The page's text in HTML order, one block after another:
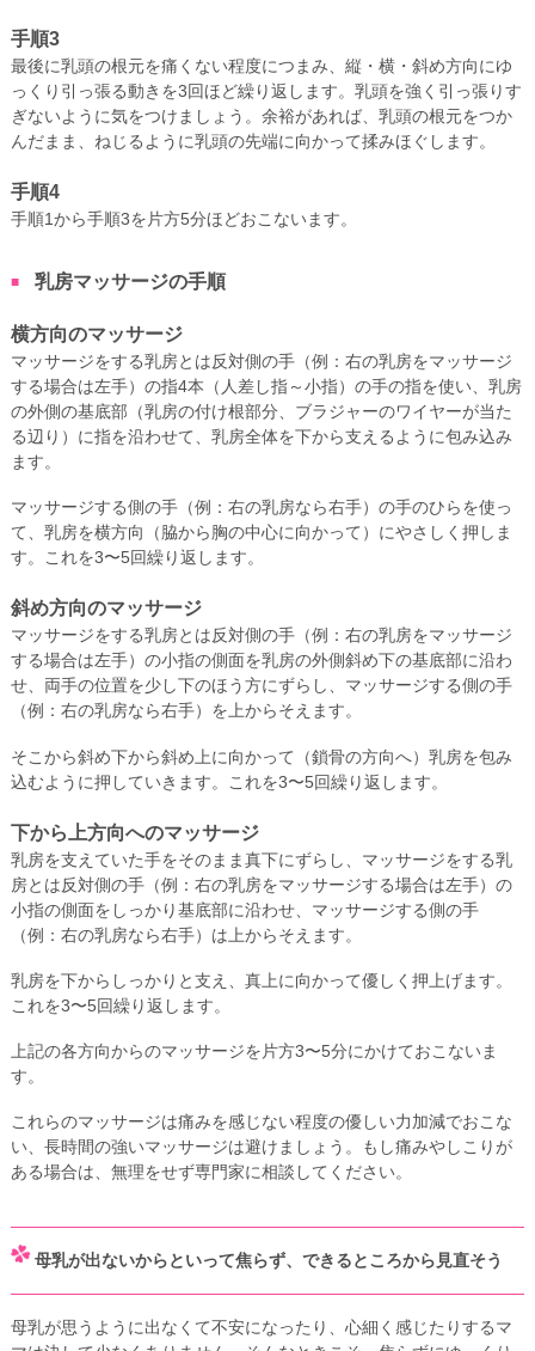
手順3
最後に乳頭の根元を痛くない程度につまみ、縦・横・斜め方向にゆ
っくり引っ張る動きを3回ほど繰り返します。乳頭を強く引っ張りす
ぎないように気をつけましょう。余裕があれば、乳頭の根元をつか
んだまま、ねじるように乳頭の先端に向かって揉みほぐします。
手順4
手順1から手順3を片方5分ほどおこないます。
乳房マッサージの手順
横方向のマッサージ
マッサージをする乳房とは反対側の手（例：右の乳房をマッサージ
する場合は左手）の指4本（人差し指～小指）の手の指を使い、乳房
の外側の基底部（乳房の付け根部分、ブラジャーのワイヤーが当た
る辺り）に指を沿わせて、乳房全体を下から支えるように包み込み
ます。
マッサージする側の手（例：右の乳房なら右手）の手のひらを使っ
て、乳房を横方向（脇から胸の中心に向かって）にやさしく押しま
す。これを3〜5回繰り返します。
斜め方向のマッサージ
マッサージをする乳房とは反対側の手（例：右の乳房をマッサージ
する場合は左手）の小指の側面を乳房の外側斜め下の基底部に沿わ
せ、両手の位置を少し下のほう方にずらし、マッサージする側の手
（例：右の乳房なら右手）を上からそえます。
そこから斜め下から斜め上に向かって（鎖骨の方向へ）乳房を包み
込むように押していきます。これを3〜5回繰り返します。
下から上方向へのマッサージ
乳房を支えていた手をそのまま真下にずらし、マッサージをする乳
房とは反対側の手（例：右の乳房をマッサージする場合は左手）の
小指の側面をしっかり基底部に沿わせ、マッサージする側の手
（例：右の乳房なら右手）は上からそえます。
乳房を下からしっかりと支え、真上に向かって優しく押上げます。
これを3〜5回繰り返します。
上記の各方向からのマッサージを片方3〜5分にかけておこないま
す。
これらのマッサージは痛みを感じない程度の優しい力加減でおこな
い、長時間の強いマッサージは避けましょう。もし痛みやしこりが
ある場合は、無理をせず専門家に相談してください。
母乳が出ないからといって焦らず、できるところから見直そう
母乳が思うように出なくて不安になったり、心細く感じたりするマ